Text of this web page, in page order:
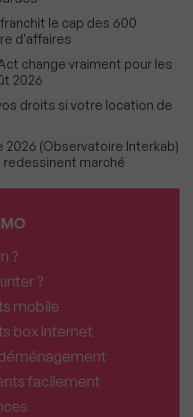
le cap des 600
d'affaires
change vraiment pour les
2026
droits si votre location de
2026 (Observatoire Interkab)
marché
?
?
mobile
box Internet
facilement